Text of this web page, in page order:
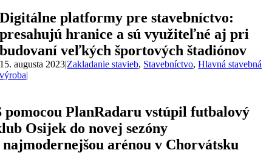
Digitálne platformy pre stavebníctvo:
presahujú hranice a sú využiteľné aj pri
budovaní veľkých športových štadiónov
15. augusta 2023|Zakladanie stavieb, Stavebníctvo,Hlavná stavebná
výroba|
pomocou PlanRadaru vstúpil futbalový
Osijek do novej sezóny
najmodernejšou arénou v Chorvátsku